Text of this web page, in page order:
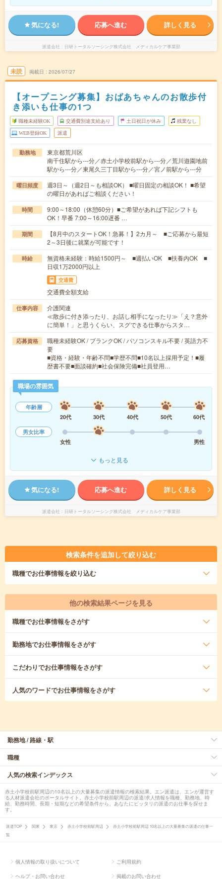
気になる! 応募へ進む 詳しく見る
派遣会社 日研トータルソーシング株式会社 メディカルケア事業部
未読 掲載日 2026/07/27
【オープニング募集】おばあちゃんのお散歩付
き添いも仕事の1つ
職種未経験OK 交通費別途支給あり 土日祝日が休み 残業なし
WEB登録OK 派遣
勤務地
東京都荒川区
南千住駅から---分／赤土小学校前駅から---分／荒川遊園地前
駅から---分／東尾久三丁目駅から---分／宮ノ前駅から---分
曜日頻度
週3日～（週2日～も相談OK） ■曜日固定の相談OK！ ■希望
の曜日があればご相談ください！
時間
9:00～18:00（休憩60分）■ご希望があれば下記シフトも
OK！早番 7:00～16:00遅番 …
期間
【8月中のスタートOK！急募！】2カ月～ ■ご応募から最短
2～3日後に就業が可能です！
時給
無資格未経験：時給1500円～ ■週払いOK ■扶養内OK ■
日収1万2000円以上
交通費
交通費全額支給
仕事内容
介護関連
≪散歩に付き添ったり、お話し相手になったり≫「え？意外
に簡単！」と思うくらい、スグできる仕事からスタ…
応募資格
職種未経験OK / ブランクOK / パソコンスキル不要 / 英語力不
要
■資格・経験・年齢不問■学歴不問■10名以上採用予定！■履
歴書不要■面談確約■社会保険完備■社員登用…
職場の雰囲気
年齢層
20代
30代 40代 50代
60代
男女比率
女性
男性
もっと見る
気になる! 応募へ進む 詳しく見る
派遣会社 日研トータルソーシング株式会社 メディカルケア事業部
検索条件を追加して絞り込む
職種でお仕事情報を絞り込む
他の検索結果ページを見る
職種でお仕事情報をさがす
勤務地でお仕事情報をさがす
こだわりでお仕事情報をさがす
人気のワードでお仕事情報をさがす
勤務地 / 路線・駅
職種
人気の検索インデックス
赤土小学校前駅周辺の10名以上の大量募集の派遣情報の検索結果。エン派遣は、エンが運営す
る人材派遣会社のポータルサイト。赤土小学校前駅周辺の派遣/求人情報を職種、勤務地、時
給、勤務時間、長期・短期などの希望条件から、あなたにピッタリの派遣のお仕事を探せま
す。
派遣TOP 関東 東京 赤土小学校前駅周辺
赤土小学校前駅周辺 10名以上の大量募集の派遣の仕事一
覧
個人情報の取り扱いについて ご利用規約
ヘルプ・お問い合わせ 掲載のお問い合わせ